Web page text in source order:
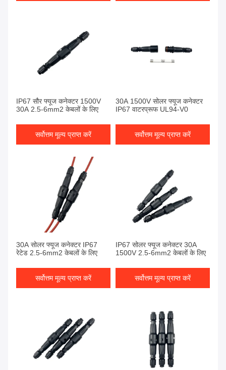
IP67 सौर फ्यूज कनेक्टर 1500V
30A 2.5-6mm2 केबलों के लिए
सर्वोत्तम मूल्य प्राप्त करें
30A 1500V सोलर फ्यूज कनेक्टर
IP67 वाटरप्रूफ UL94-V0
सर्वोत्तम मूल्य प्राप्त करें
30A सोलर फ्यूज कनेक्टर IP67
रेटेड 2.5-6mm2 केबलों के लिए
सर्वोत्तम मूल्य प्राप्त करें
IP67 सोलर फ्यूज कनेक्टर 30A
1500V 2.5-6mm2 केबलों के लिए
सर्वोत्तम मूल्य प्राप्त करें